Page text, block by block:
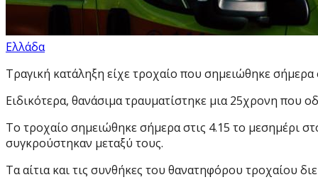
Ελλάδα
Τραγική κατάληξη είχε τροχαίο που σημειώθηκε
Ειδικότερα, θανάσιμα τραυματίστηκε μια 25χρονη που
Το τροχαίο σημειώθηκε σήμερα στις 4.15 το μεσημέρι
συγκρούστηκαν μεταξύ τους.
Τα αίτια και τις συνθήκες του θανατηφόρου τροχαίου